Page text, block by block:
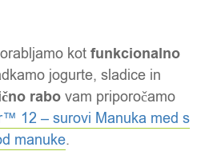
kot funkcionalno
jogurte, sladice in
rabo vam priporočamo
12 – surovi Manuka med s
manuke.